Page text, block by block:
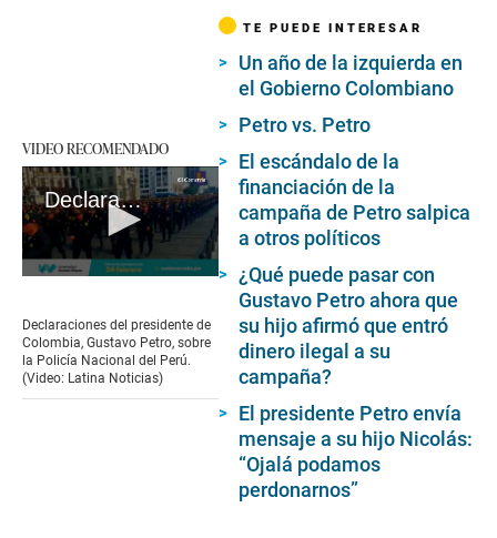
VIDEO RECOMENDADO
Declaraciones del presidente de Colombia
of
1
minute,
20
seconds
Declaraciones del presidente de
Colombia, Gustavo Petro, sobre
la Policía Nacional del Perú.
(Video: Latina Noticias)
TE PUEDE INTERESAR
Un año de la izquierda en
el Gobierno Colombiano
Petro vs. Petro
El escándalo de la
financiación de la
campaña de Petro salpica
a otros políticos
¿Qué puede pasar con
Gustavo Petro ahora que
su hijo afirmó que entró
dinero ilegal a su
campaña?
El presidente Petro envía
mensaje a su hijo Nicolás:
“Ojalá podamos
perdonarnos”